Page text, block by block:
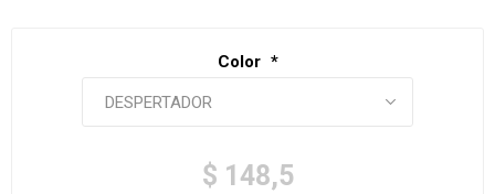
Color *
$ 148,5